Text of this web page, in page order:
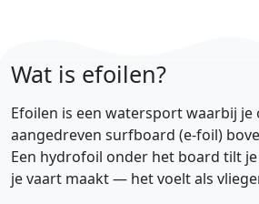
Wat is efoilen?
Efoilen is een watersport waarbij je
aangedreven surfboard (e-foil)
Een hydrofoil onder het board tilt
je vaart maakt — het voelt als